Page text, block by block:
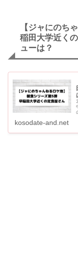
【ジャにのち
稲田大学近く
ューは？
kosodate-and.net